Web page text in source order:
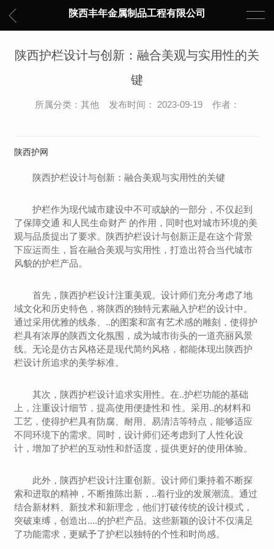
陕西丰年金属制品工程有限公司
陕西护栏设计与创新：融合美观与实用性的关
键
所属分类：其他 发布时间： 2023-09-19 作者：
陕西护网
陕西护栏设计与创新：融合美观与实用性的关键
护栏作为现代城市建设中不可或缺的一部分，不仅起到
了保障交通 和人民生命财产 的作用，同时也对城市环境的美
观与品质提出了要求。陕西护栏设计与创新正是在这个背景
下应运而生，旨在融合美观与实用性，打造出符合当代城市
风貌的护栏产品。
首先，陕西护栏设计注重美观。设计师们充分考虑了地
域文化和历史特色，将陕西的独特元素融入护栏的设计中。
通过采用优雅的线条、..的图案和富有艺术感的雕刻，使得护
栏具有浓厚的陕西文化氛围，成为城市街头的一道亮丽风景
线。无论是仿古风格还是现代简约风格，都能体现出陕西护
栏设计所追求的美学标准。
其次，陕西护栏设计追求实用性。在..护栏功能的基础
上，注重设计细节，提高使用便捷性和 性。采用..的材料和
工艺，使得护栏具有防腐、耐用、易清洁等特点，能够适应
不同环境下的需求。同时，设计师们还考虑到了人性化设
计，增加了护栏的互动性和舒适度，提供更好的使用体验。
此外，陕西护栏设计注重创新。设计师们秉持着不断探
索和进取的精神，不断推陈出新，..着行业的发展潮流。通过
结合新材料、新技术和新理念，他们打破传统的设计模式，
突破束缚，创造出....的护栏产品。这些新颖的设计不仅满足
了功能需求，更赋予了护栏以独特的个性和时尚感。